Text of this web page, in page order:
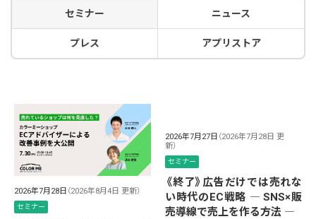
セミナー ニュース
プレス アプリストア
2026年7月28日 （2026年8月4日 更新）
セミナー
2026年7月27日 （2026年7月28日 更
新）
セミナー
《終了》広告だけでは売れな
い時代のEC戦略 ― SNS×販
売導線で売上を作る方法 ―